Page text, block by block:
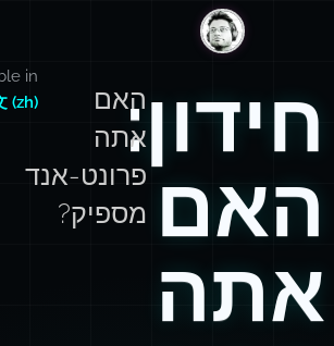
DanLevy.net
חידון:
האם
אתה
האם
אתה
פרונט-אנד
מספיק?
in
(zh)